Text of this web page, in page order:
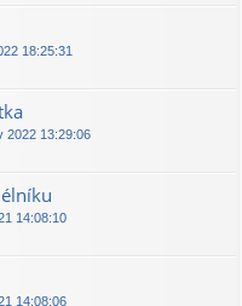
18:25:31
2022 13:29:06
14:08:10
14:08:06